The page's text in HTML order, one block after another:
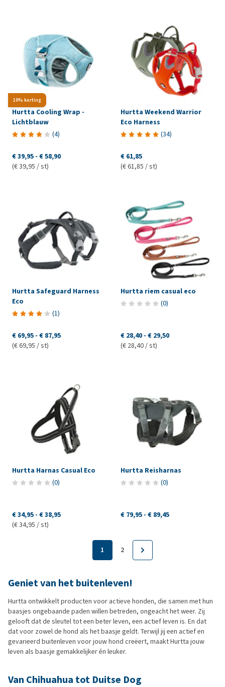
10% korting
Hurtta Cooling Wrap -
Lichtblauw
(4)
€ 39,95 - € 58,90
(€ 39,95 / st)
Hurtta Weekend Warrior
Eco Harness
(34)
€ 61,85
(€ 61,85 / st)
Hurtta Safeguard Harness
Eco
(1)
€ 69,95 - € 87,95
(€ 69,95 / st)
Hurtta riem casual eco
(0)
€ 28,40 - € 29,50
(€ 28,40 / st)
Hurtta Harnas Casual Eco
(0)
€ 34,95 - € 38,95
(€ 34,95 / st)
Hurtta Reisharnas
(0)
€ 79,95 - € 89,45
1 2
Geniet van het buitenleven!
Hurtta ontwikkelt producten voor actieve honden, die samen met hun
baasjes ongebaande paden willen betreden, ongeacht het weer. Zij
gelooft dat de sleutel tot een beter leven, een actief leven is. En dat
dat voor zowel de hond als het baasje geldt. Terwijl jij een actief en
gevarieerd buitenleven voor jouw hond creëert, maakt Hurtta jouw
leven als baasje gemakkelijker én leuker.
Van Chihuahua tot Duitse Dog